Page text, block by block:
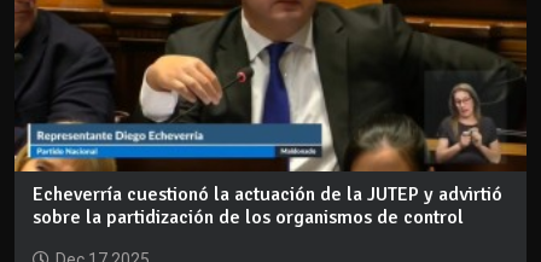
Echeverría cuestionó la actuación de la JUTEP y advirtió
sobre la partidización de los organismos de control